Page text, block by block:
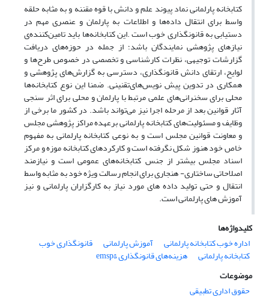
کتابخانه پارلمانی نماد پیوند علم و دانش با قوه مقننه و به مثابه حلقه
واسط برای انتقال داده‌ها و اطلاعات به پارلمان و عنصری مهم در
دستیابی به قانونگذاری خوب است .این کتابخانه‌ها باید تامین‌کننده‌ی
نیازهای پژوهشی نمایندگان باشد؛ از جمله در حوزه‌های دریافت
گزارشات توجیهی، نظرات کارشناسی و تخصصی در خصوص طرح‌ها و
لوایح، ارتقای دانش قانونگذاری، دسترسی به گزارش‌های پژوهشی و
همکاری در تدوین پیش نویس‌های‌تقنینی. ضمنا این نوع کتابخانه‌ها
محلی برای سخنرانی‌های علمی مرتبط با پارلمان و محلی برای اثر سنجی
آثار قوانین بعد از مرحله اجرا نیز می‌تواند باشد. در کشور ما برخی از
وظایف و مسئولیت‌های کتابخانه پارلمانی برعهده مراکز پژوهشی مجلس
و معاونت قوانین مجلس است و به نوعی کتابخانه پارلمانی به مفهوم
خاص خود هنوز شکل نگرفته است و کارکردهای کتابخانه موزه و مرکز
اسناد مجلس بیشتر از جنس کتابخانه‌های عمومی است و نیازمند
اصلاحاتی ساختاری- هنجاری برای انجام رسالت ویژه خود به مثابه واسط
انتقال و حتی تولید داده های مورد نیاز به کارگزاران پارلمانی و نیز
آموزش های پارلمانی است.
کلیدواژه‌ها
اداره خوب کتابخانه پارلمانی
آموزش پارلمانی قانونگذاری خوب
کتابخانه پارلمانی
هزینه‌های قانونگذاری &emsp
موضوعات
حقوق اداری تطبیقی